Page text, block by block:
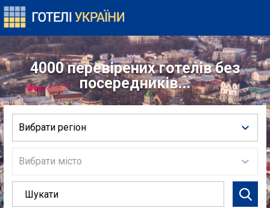
4000 перевірених готелів без
посередників...
Вибрати регіон
Вибрати місто